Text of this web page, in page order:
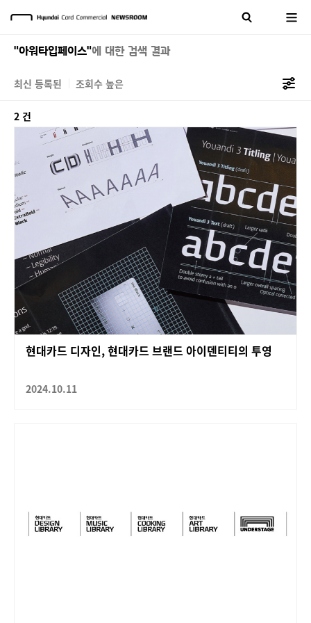
"아워타입페이스"에 대한 검색 결과
최신 등록된 조회수 높은
2 건
현대카드 디자인, 현대카드 브랜드 아이덴티티의 투영
2024.10.11